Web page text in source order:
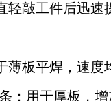
轻敲工件后迅速
薄板平焊，速度
：用于厚板，增